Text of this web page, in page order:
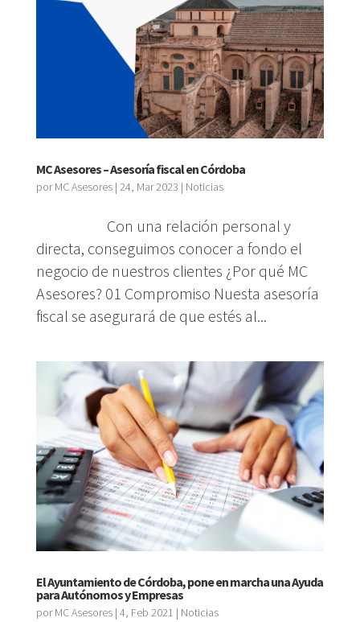
MC Asesores – Asesoría fiscal en Córdoba
porMC Asesores| 24, Mar 2023 | Noticias
Con una relación personal y
directa, conseguimos conocer a fondo el
negocio de nuestros clientes ¿Por qué MC
Asesores? 01 Compromiso Nuesta asesoría
fiscal se asegurará de que estés al...
El Ayuntamiento de Córdoba, pone en marcha una Ayuda
para Autónomos y Empresas
porMC Asesores| 4, Feb 2021 | Noticias